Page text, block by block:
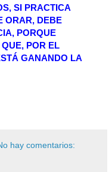
SI PRACTICA
ORAR, DEBE
PORQUE
POR EL
GANANDO LA
hay comentarios: